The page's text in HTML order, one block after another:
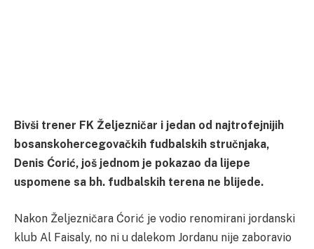
Bivši trener FK Željezničar i jedan od najtrofejnijih
bosanskohercegovačkih fudbalskih stručnjaka,
Denis Ćorić, još jednom je pokazao da lijepe
uspomene sa bh. fudbalskih terena ne blijede.
Nakon Željezničara Ćorić je vodio renomirani jordanski
klub Al Faisaly, no ni u dalekom Jordanu nije zaboravio